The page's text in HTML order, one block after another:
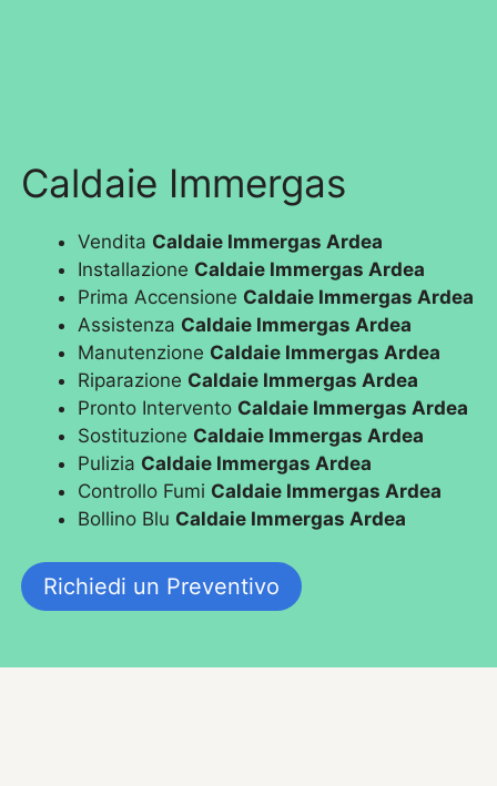
Caldaie Immergas
Vendita Caldaie Immergas Ardea
Installazione Caldaie Immergas Ardea
Prima Accensione Caldaie Immergas Ardea
Assistenza Caldaie Immergas Ardea
Manutenzione Caldaie Immergas Ardea
Riparazione Caldaie Immergas Ardea
Pronto Intervento Caldaie Immergas Ardea
Sostituzione Caldaie Immergas Ardea
Pulizia Caldaie Immergas Ardea
Controllo Fumi Caldaie Immergas Ardea
Bollino Blu Caldaie Immergas Ardea
Richiedi un Preventivo